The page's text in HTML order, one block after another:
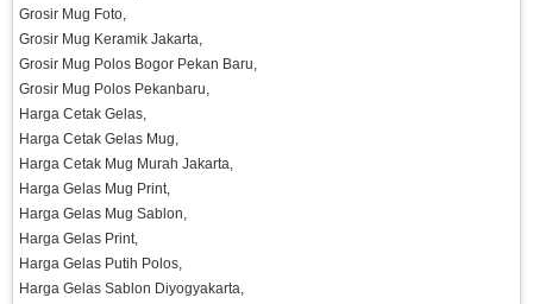
Grosir Mug Foto,
Grosir Mug Keramik Jakarta,
Grosir Mug Polos Bogor Pekan Baru,
Grosir Mug Polos Pekanbaru,
Harga Cetak Gelas,
Harga Cetak Gelas Mug,
Harga Cetak Mug Murah Jakarta,
Harga Gelas Mug Print,
Harga Gelas Mug Sablon,
Harga Gelas Print,
Harga Gelas Putih Polos,
Harga Gelas Sablon Diyogyakarta,